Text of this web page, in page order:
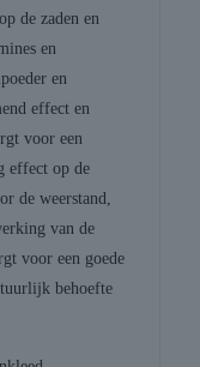
de zaden en
en
en
effect en
voor een
effect op de
de weerstand,
van de
voor een goede
behoefte